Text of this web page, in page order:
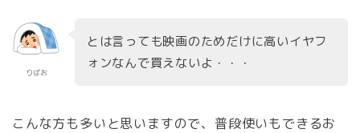
りばお
とは言っても映画のためだけに高いイヤフ
ォンなんで買えないよ・・・
こんな方も多いと思いますので、普段使いもできるお